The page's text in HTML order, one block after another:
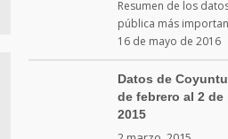
Resumen de los
pública más
16 de mayo de 2016
Datos de
de febrero al 2 de
2015